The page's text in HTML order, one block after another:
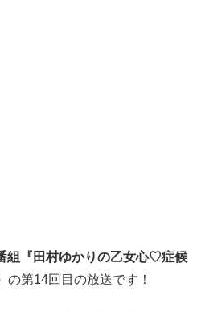
組『田村ゆかりの乙女心♡症候
の第14回目の放送です！